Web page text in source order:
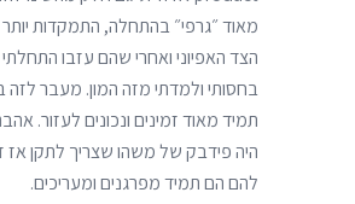
הצד האפיוני ואחרי שהם עזבו
תמיד מאוד זמינים ונכונים לעזור.
היה פידבק של משהו שצריך לתקן אז
להם הם תמיד מפרגנים ומעריכים.